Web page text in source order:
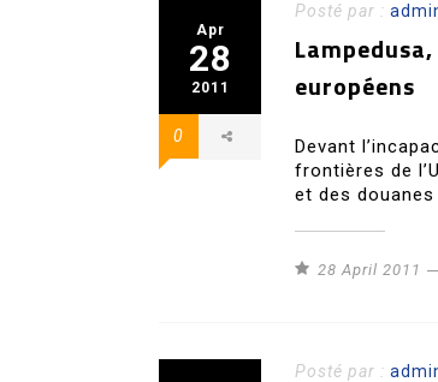
Apr
28
2011
0
Posté par :
européens
Devant
frontières de
et des
28 April 2011
Posté par :